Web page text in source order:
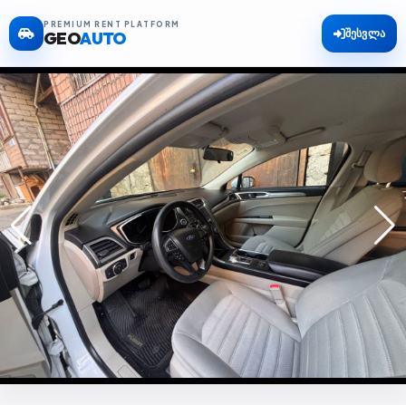
PREMIUM RENT PLATFORM
GEOAUTO შესვლა